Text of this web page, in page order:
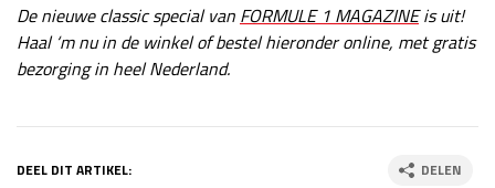
De nieuwe classic special van FORMULE 1 MAGAZINEis uit!
Haal ‘m nu in de winkel of bestel hieronder online, met gratis
bezorging in heel Nederland.
DEEL DIT ARTIKEL: DELEN